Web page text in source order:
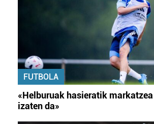
FUTBOLA
«Helburuak hasieratik
izaten da»